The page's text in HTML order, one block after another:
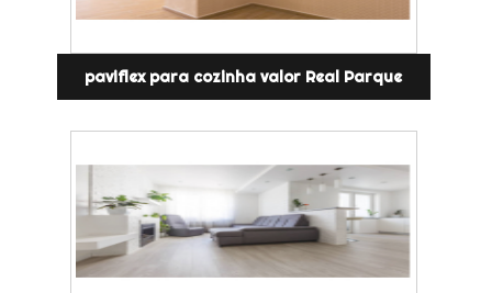
paviflex para cozinha valor Real Parque